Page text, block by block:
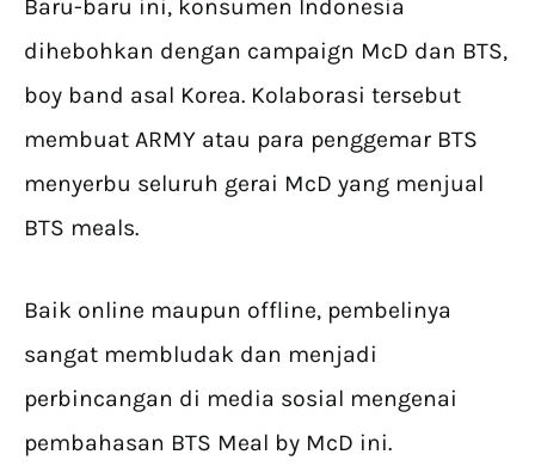
Baru-baru ini, konsumen Indonesia
dihebohkan dengan campaign McD dan BTS,
boy band asal Korea. Kolaborasi tersebut
membuat ARMY atau para penggemar BTS
menyerbu seluruh gerai McD yang menjual
BTS meals.
Baik online maupun offline, pembelinya
sangat membludak dan menjadi
perbincangan di media sosial mengenai
pembahasan BTS Meal by McD ini.